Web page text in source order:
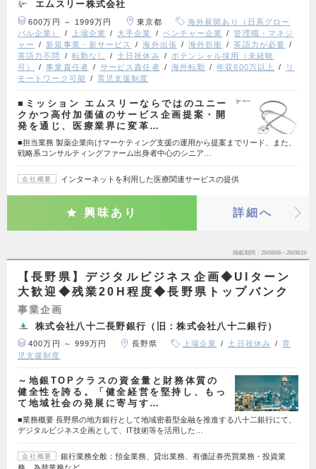
エムスリー株式会社
600万円 ～ 1999万円 東京都
海外展開あり（日系グロー
バル企業）
上場企業 大手企業 ベンチャー企業
管理職・マネジ
ャー
新規事業・新サービス 海外出張 海外折衝
英語力が必要
英語力不問
転勤なし 土日祝休み
ポテンシャル採用（未経験
可）
事業責任者 サービス責任者 海外転勤 年収600万以上
リ
モートワーク可能
育児支援制度
■ミッション エムスリーならではのユニー
クかつ高付加価値のサービス企画提案・開
発を通じ、医療業界に変革…
■担当業務 製薬企業向けマーケティング支援の運用から提案までリード、また、
戦略系コンサルティングファーム出身者中心のシニア…
会社概要 インターネットを利用した医療関連サービスの提供
興味あり 詳細へ
掲載期間 26/08/06～26/08/19
【長野県】デジタルビジネス企画◆UIターン
大歓迎◆残業20H程度◆長野県トップバンク
事業企画
株式会社八十二長野銀行（旧：株式会社八十二銀行）
400万円 ～ 999万円 長野県 上場企業 土日祝休み
育
児支援制度
～地銀TOPクラスの資金量と財務体質の
健全性を誇る。「健全経営を堅持し、もっ
て地域社会の発展に寄与す…
■業務概要 長野県の地方銀行として地域密着型金融を推進する八十二銀行にて、
デジタルビジネス企画として、IT技術等を活用した…
会社概要
銀行業務全般：預金業務、貸出業務、有価証券売買業務・投資業